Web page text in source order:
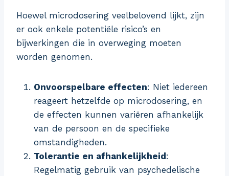
Hoewel microdosering veelbelovend lijkt, zijn
er ook enkele potentiële risico’s en
bijwerkingen die in overweging moeten
worden genomen.
Onvoorspelbare effecten: Niet iedereen
reageert hetzelfde op microdosering, en
de effecten kunnen variëren afhankelijk
van de persoon en de specifieke
omstandigheden.
Tolerantie en afhankelijkheid :
Regelmatig gebruik van psychedelische